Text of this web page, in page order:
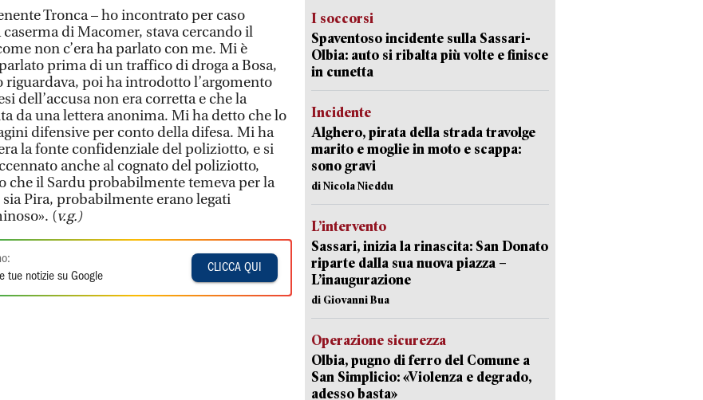
Tronca – ho incontrato per caso
di Macomer, stava cercando il
non c’era ha parlato con me. Mi è
prima di un traffico di droga a Bosa,
poi ha introdotto l’argomento
dell’accusa non era corretta e che la
da una lettera anonima. Mi ha detto che lo
difensive per conto della difesa. Mi ha
la fonte confidenziale del poliziotto, e si
anche al cognato del poliziotto,
che il Sardu probabilmente temeva per la
Pira, probabilmente erano legati
(v.g.)
tue notizie su Google
CLICCA QUI
I soccorsi
Spaventoso incidente sulla Sassari-
Olbia: auto si ribalta più volte e finisce
in cunetta
Incidente
Alghero, pirata della strada travolge
marito e moglie in moto e scappa:
sono gravi
di Nicola Nieddu
L’intervento
Sassari, inizia la rinascita: San Donato
riparte dalla sua nuova piazza –
L’inaugurazione
di Giovanni Bua
Operazione sicurezza
Olbia, pugno di ferro del Comune a
San Simplicio: «Violenza e degrado,
adesso basta»